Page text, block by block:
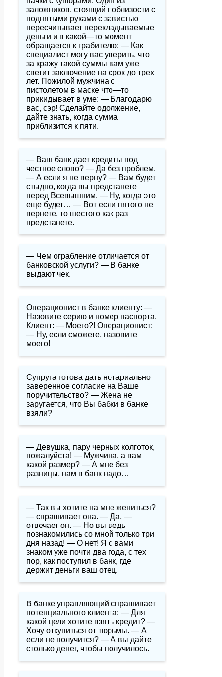
заложников, стоящий поблизости с
поднятыми руками с завистью
пересчитывает перекладываемые
деньги и в какой—то момент
обращается к грабителю: — Как
специалист могу вас уверить, что
за кражу такой суммы вам уже
светит заключение на срок до трех
лет. Пожилой мужчина с
пистолетом в маске что—то
прикидывает в уме: — Благодарю
вас, сэр! Сделайте одолжение,
дайте знать, когда сумма
приблизится к пяти.
— Ваш банк дает кредиты под
честное слово? — Да без проблем.
— А если я не верну? — Вам будет
стыдно, когда вы предстанете
перед Всевышним. — Ну, когда это
еще будет… — Вот если пятого не
вернете, то шестого как раз
предстанете.
— Чем ограбление отличается от
банковской услуги? — В банке
выдают чек.
Операционист в банке клиенту: —
Назовите серию и номер паспорта.
Клиент: — Моего?! Операционист:
— Ну, если сможете, назовите
моего!
Супруга готова дать нотариально
заверенное согласие на Ваше
поручительство? — Жена не
заругается, что Вы бабки в банке
взяли?
— Девушка, пару черных колготок,
пожалуйста! — Мужчина, а вам
какой размер? — А мне без
разницы, нам в банк надо…
— Так вы хотите на мне жениться?
— спрашивает она. — Да, —
отвечает он. — Но вы ведь
познакомились со мной только три
дня назад! — О нет! Я с вами
знаком уже почти два года, с тех
пор, как поступил в банк, где
держит деньги ваш отец.
В банке управляющий спрашивает
потенциального клиента: — Для
какой цели хотите взять кредит? —
Хочу откупиться от тюрьмы. — А
если не получится? — А вы дайте
столько денег, чтобы получилось.